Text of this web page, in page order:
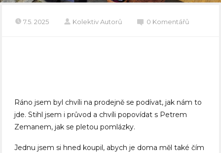
7.5. 2025 Kolektiv Autorů 0 Komentářů
Ráno jsem byl chvíli na prodejně se podívat, jak nám to
jde. Stihl jsem i průvod a chvíli popovídat s Petrem
Zemanem, jak se pletou pomlázky.
Jednu jsem si hned koupil, abych je doma měl také čím